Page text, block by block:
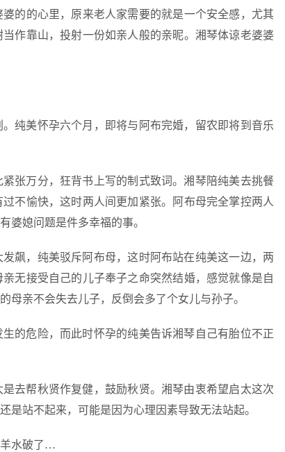
的的心里，原来老人家需要的就是一个安全感，尤其
作靠山，投射一份如亲人般的亲昵。湘琴体谅老婆婆
纯美怀孕六个月，即将与阿布完婚，留农即将到音乐
张万分，狂背书上写的制式致词。湘琴陪纯美去挑餐
不愉快，这时两人间更加紧张。阿布母完全掌控两人
婆媳问题是件多幸福的事。
飙，纯美驳斥阿布母，这时阿布站在纯美这一边，两
无接受自己的儿子奉子之命突然结婚，感觉就像是自
母亲不会失去儿子，反倒会多了个女儿与孙子。
的危险，而此时怀孕的纯美告诉湘琴自己有胎位不正
去帮秋贤作复健，鼓励秋贤。湘琴由衷希望启太这次
是站不起来，可能是因为心理因素导致无法站起。
羊水破了…